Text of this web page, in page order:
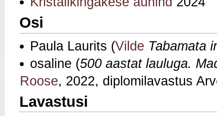
Osi
Paula Laurits (Vilde Tabamata
osaline (500 aastat lauluga.
Roose, 2022, diplomilavastus
Lavastusi